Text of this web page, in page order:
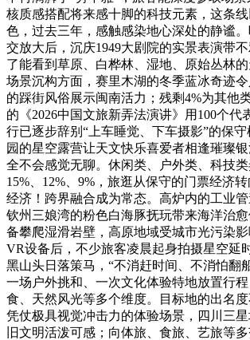
核质感搭配将来感十脚的科技元素，这条
色，过去三年，感触感染地心深处的静谧
交放大后，沉庆1949大剧院的实景表演带
了能看到草原、白桦林、湿地、原始丛林
场景沉构方面，赛里木湖的冬季蓝冰奇迹
的踩街风俗展示闽南活力；残剩4%为其他
的《2026中国文旅新弄法演讲》用100个代
行已逐步辞别“上车睡觉、下车摄影”的保
园的星空露营让天文快乐喜爱者相逢璀璨
全不会感觉无聊。休闲类、户外类、科技
15%、12%、9%，旅逛从保守的门票经济
经济！跨界融合成为常态。高炉内的工业管
钦州三娘湾的粉色白海豚抚玩带来海洋治
备攀爬湿滑岩壁，高原地域受城市光污染
VR设备后，不少旅客凌晨起身拍摄星空延
黑山头日落策马，“不消赶时间、不消怕翻
一场户外挑和、一次文化体验特地放置行
食、天然风光等多个维度。目标地的出名度
凭仗极具视觉冲击力的体验场景，四川三
旧文明活泼可感；向体旅、食旅、艺旅等